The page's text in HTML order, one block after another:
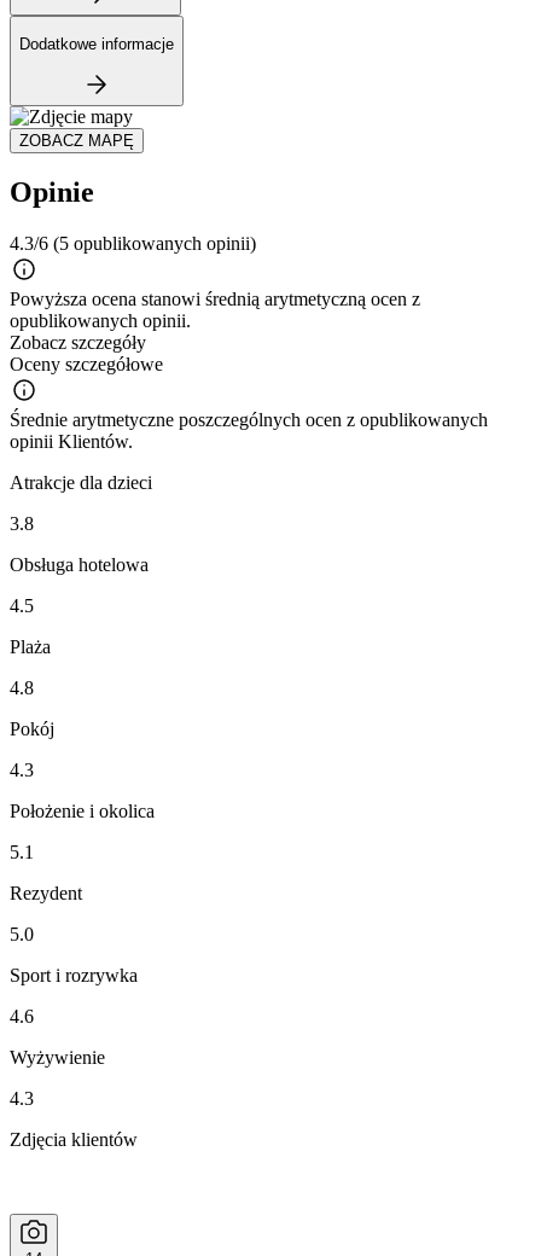
Dodatkowe informacje
ZOBACZ MAPĘ
Opinie
4.3/6 (5 opublikowanych opinii)
Powyższa ocena stanowi średnią arytmetyczną ocen z
opublikowanych opinii.
Zobacz szczegóły
Oceny szczegółowe
Średnie arytmetyczne poszczególnych ocen z opublikowanych
opinii Klientów.
Atrakcje dla dzieci
3.8
Obsługa hotelowa
4.5
Plaża
4.8
Pokój
4.3
Położenie i okolica
5.1
Rezydent
5.0
Sport i rozrywka
4.6
Wyżywienie
4.3
Zdjęcia klientów